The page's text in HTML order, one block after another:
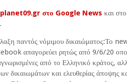
στο Google News και στο
παντός νόμιμου δικαιώματος:Το
απαγορεύει ρητώς από 9/6/20
από το Ελληνικό κράτος,
δικαιωμάτων και ελευθερίας άποψης